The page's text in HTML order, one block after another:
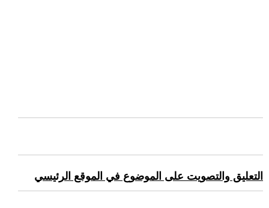
التعليق والتصويت على الموضوع في الموقع الرئيسي